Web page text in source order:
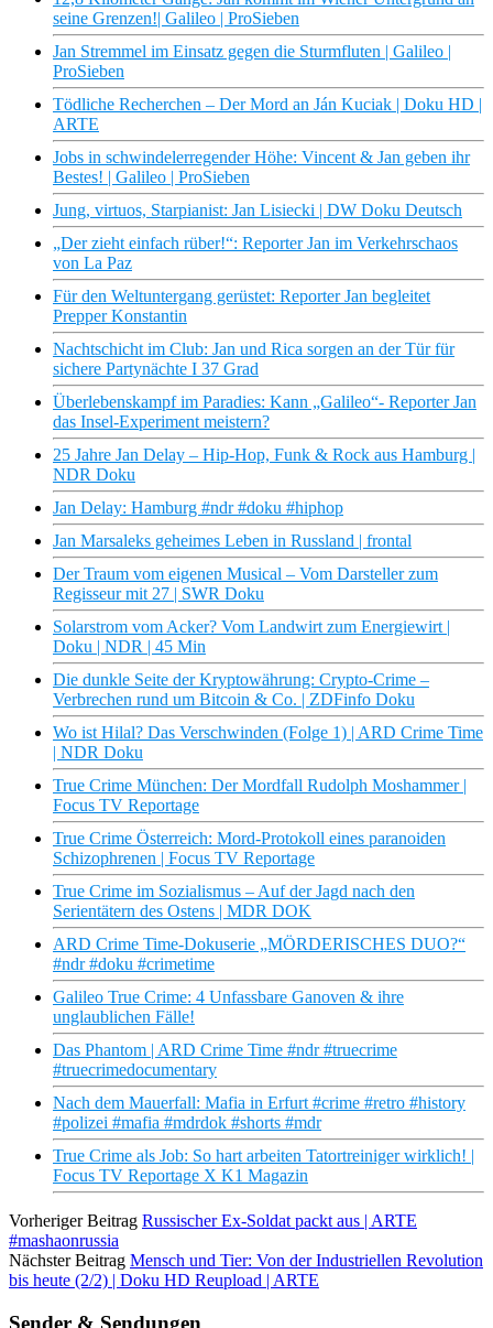
seine Grenzen!| Galileo | ProSieben
Jan Stremmel im Einsatz gegen die Sturmfluten | Galileo |
ProSieben
Tödliche Recherchen – Der Mord an Ján Kuciak | Doku HD |
ARTE
Jobs in schwindelerregender Höhe: Vincent & Jan geben ihr
Bestes! | Galileo | ProSieben
Jung, virtuos, Starpianist: Jan Lisiecki | DW Doku Deutsch
„Der zieht einfach rüber!“: Reporter Jan im Verkehrschaos
von La Paz
Für den Weltuntergang gerüstet: Reporter Jan begleitet
Prepper Konstantin
Nachtschicht im Club: Jan und Rica sorgen an der Tür für
sichere Partynächte I 37 Grad
Überlebenskampf im Paradies: Kann „Galileo“- Reporter Jan
das Insel-Experiment meistern?
25 Jahre Jan Delay – Hip-Hop, Funk & Rock aus Hamburg |
NDR Doku
Jan Delay: Hamburg #ndr #doku #hiphop
Jan Marsaleks geheimes Leben in Russland | frontal
Der Traum vom eigenen Musical – Vom Darsteller zum
Regisseur mit 27 | SWR Doku
Solarstrom vom Acker? Vom Landwirt zum Energiewirt |
Doku | NDR | 45 Min
Die dunkle Seite der Kryptowährung: Crypto-Crime –
Verbrechen rund um Bitcoin & Co. | ZDFinfo Doku
Wo ist Hilal? Das Verschwinden (Folge 1) | ARD Crime Time
| NDR Doku
True Crime München: Der Mordfall Rudolph Moshammer |
Focus TV Reportage
True Crime Österreich: Mord-Protokoll eines paranoiden
Schizophrenen | Focus TV Reportage
True Crime im Sozialismus – Auf der Jagd nach den
Serientätern des Ostens | MDR DOK
ARD Crime Time-Dokuserie „MÖRDERISCHES DUO?“
#ndr #doku #crimetime
Galileo True Crime: 4 Unfassbare Ganoven & ihre
unglaublichen Fälle!
Das Phantom | ARD Crime Time #ndr #truecrime
#truecrimedocumentary
Nach dem Mauerfall: Mafia in Erfurt #crime #retro #history
#polizei #mafia #mdrdok #shorts #mdr
True Crime als Job: So hart arbeiten Tatortreiniger wirklich! |
Focus TV Reportage X K1 Magazin
Vorheriger Beitrag Russischer Ex-Soldat packt aus | ARTE
#mashaonrussia
Nächster Beitrag Mensch und Tier: Von der Industriellen Revolution
bis heute (2/2) | Doku HD Reupload | ARTE
Sender & Sendungen